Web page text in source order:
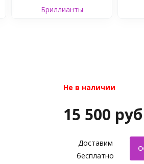
Бриллианты
Не в наличии
15 500 руб
Доставим
бесплатно